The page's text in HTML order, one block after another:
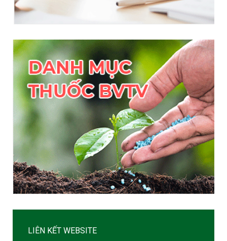
LIÊN KẾT WEBSITE